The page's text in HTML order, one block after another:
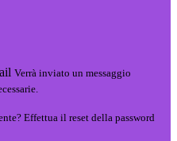
Verrà inviato un messaggio
Effettua il reset della password